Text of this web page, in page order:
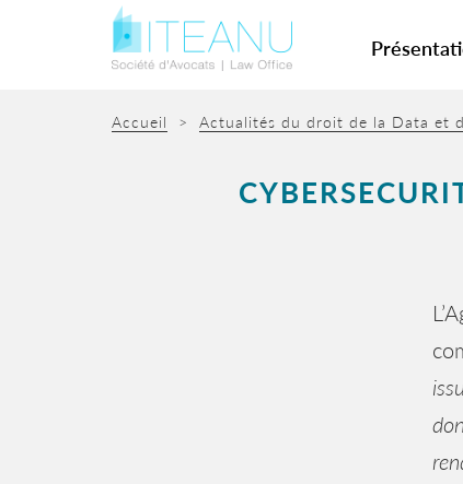
Accueil > Actualités du droit de la Data et